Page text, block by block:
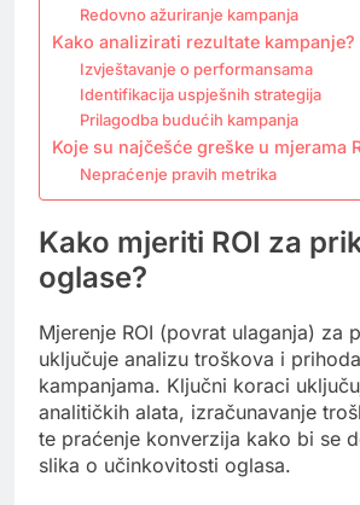
Redovno ažuriranje kampanja
Kako analizirati rezultate kampanje?
Izvještavanje o performansama
Identifikacija uspješnih strategija
Prilagodba budućih kampanja
Koje su najčešće greške u mjerama
Nepraćenje pravih metrika
Kako mjeriti ROI za
oglase?
Mjerenje ROI (povrat ulaganja) za
uključuje analizu troškova i
kampanjama. Ključni koraci
analitičkih alata, izračunavanje
te praćenje konverzija kako bi se
slika o učinkovitosti oglasa.